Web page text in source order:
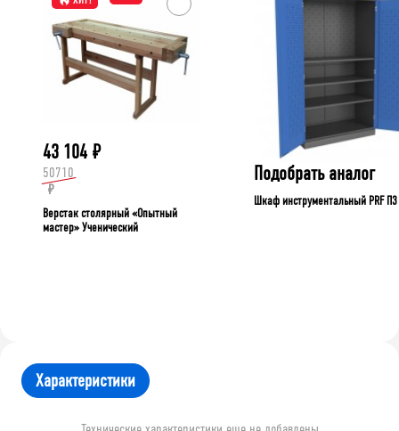
43 104 ₽
50710
₽
Верстак столярный «Опытный
мастер» Ученический
Подобрать аналог
Шкаф инструментальный PRF П3
Характеристики